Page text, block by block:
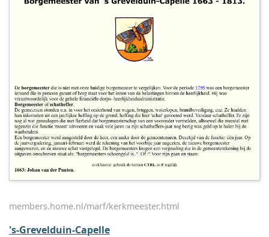
members.home.nl/marf/kerkmeester.html
's-Grevelduin-Capelle